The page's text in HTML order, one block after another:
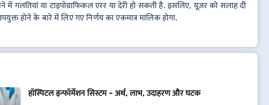
गलतियां या टाइपोग्राफिकल एरर या देरी हो सकती है. इसलिए, यूज़र को सलाह दी
होने के बारे में लिए गए निर्णय का एकमात्र मालिक होगा.
हॉस्पिटल इन्फॉर्मेशन सिस्टम - अर्थ, लाभ, उदाहरण और घटक